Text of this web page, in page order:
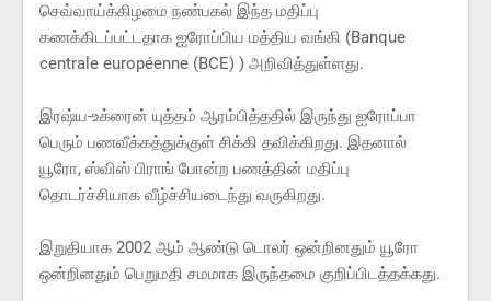
செவ்வாய்க்கிழமை நண்பகல் இந்த மதிப்பு
கணக்கிடப்பட்டதாக ஐரோப்பிய மத்திய வங்கி (Banque
centrale européenne (BCE) ) அறிவித்துள்ளது.
இரஷ்ய-உக்ரைன் யுத்தம் ஆரம்பித்ததில் இருந்து ஐரோப்பா
பெரும் பணவீக்கத்துக்குள் சிக்கி தவிக்கிறது. இதனால்
யூரோ, ஸ்விஸ் பிராங் போன்ற பணத்தின் மதிப்பு
தொடர்ச்சியாக வீழ்ச்சியடைந்து வருகிறது.
இறுதியாக 2002 ஆம் ஆண்டு டொலர் ஒன்றினதும் யூரோ
ஒன்றினதும் பெறுமதி சமமாக இருந்தமை குறிப்பிடத்தக்கது.